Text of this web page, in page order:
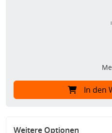
In den
Weitere Optionen